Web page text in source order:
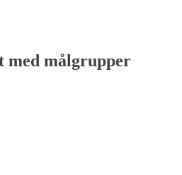
med målgrupper